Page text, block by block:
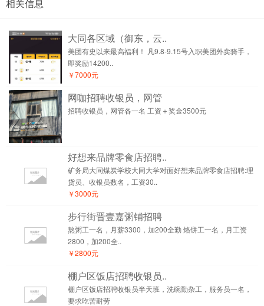
相关信息
大同各区域（御东，云..
美团有史以来最高福利！ 凡9.8-9.15号入职美团外卖骑手，
即奖励14200..
￥7000元
网咖招聘收银员，网管
招聘收银员，网管各一名 工资＋奖金3500元
好想来品牌零食店招聘..
矿务局大同煤炭学校大同大学对面好想来品牌零食店招聘:理
货员、收银员数名，工资30..
￥3000元
步行街晋壹嘉粥铺招聘
熬粥工一名，月薪3300，加200全勤 烙饼工一名，月工资
2800，加200全..
￥2800元
棚户区饭店招聘收银员..
棚户区饭店招聘收银员半天班，洗碗勤杂工，服务员一名，
要求吃苦耐劳